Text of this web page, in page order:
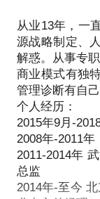
候，传统的六
业务部门总是
叫要考核，实
好的帮助他们？
走到职场中期
越来越少。发
了！
从业13年，一
源战略制定、
解惑。从事专
商业模式有独
管理诊断有自
个人经历：
2015年9月-
2008年-2011
2011-2014年
总监
2014年-至今